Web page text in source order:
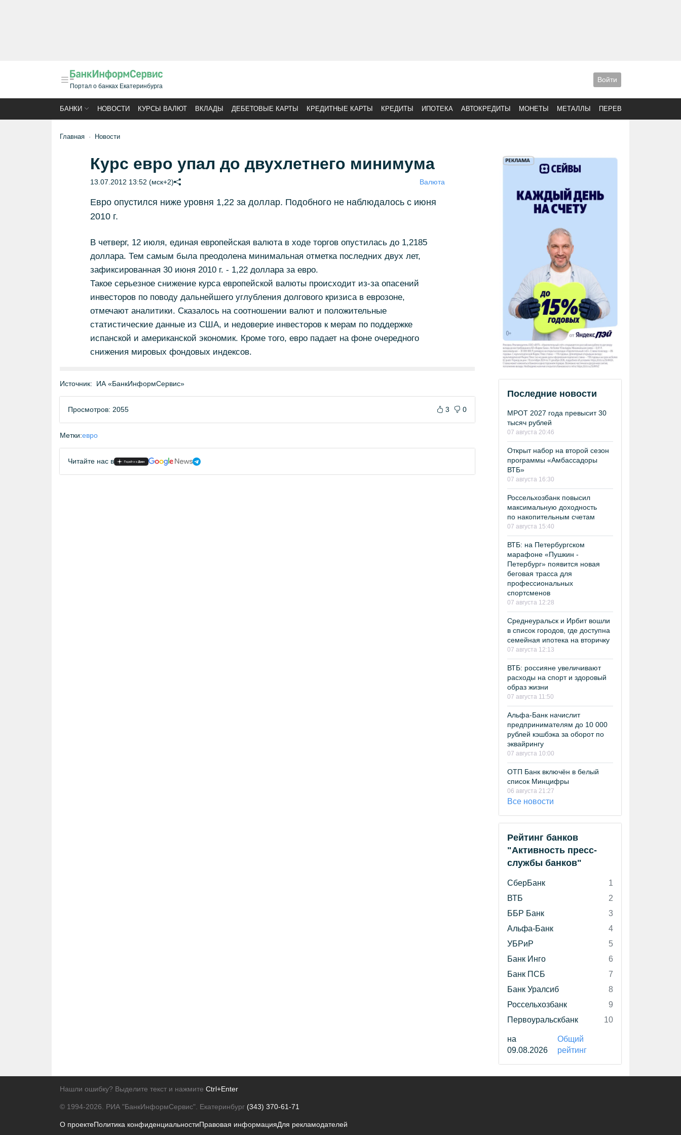
Портал о банках Екатеринбурга
Войти
БАНКИ НОВОСТИ КУРСЫ ВАЛЮТ ВКЛАДЫ ДЕБЕТОВЫЕ КАРТЫ КРЕДИТНЫЕ КАРТЫ КРЕДИТЫ ИПОТЕКА АВТОКРЕДИТЫ МОНЕТЫ МЕТАЛЛЫ ПЕРЕВОДЫ
Главная Новости
Курс евро упал до двухлетнего минимума
13.07.2012 13:52 (мск+2) Валюта
Евро опустился ниже уровня 1,22 за доллар. Подобного не наблюдалось с июня
2010 г.
В четверг, 12 июля, единая европейская валюта в ходе торгов опустилась до 1,2185
доллара. Тем самым была преодолена минимальная отметка последних двух лет,
зафиксированная 30 июня 2010 г. - 1,22 доллара за евро.
Такое серьезное снижение курса европейской валюты происходит из-за опасений
инвесторов по поводу дальнейшего углубления долгового кризиса в еврозоне,
отмечают аналитики. Сказалось на соотношении валют и положительные
статистические данные из США, и недоверие инвесторов к мерам по поддержке
испанской и американской экономик. Кроме того, евро падает на фоне очередного
снижения мировых фондовых индексов.
Источник: ИА «БанкИнформСервис»
Просмотров: 2055 3 0
Метки:евро
Читайте нас в
Последние новости
МРОТ 2027 года превысит 30
тысяч рублей
07 августа 20:46
Открыт набор на второй сезон
программы «Амбассадоры
ВТБ»
07 августа 16:30
Россельхозбанк повысил
максимальную доходность
по накопительным счетам
07 августа 15:40
ВТБ: на Петербургском
марафоне «Пушкин -
Петербург» появится новая
беговая трасса для
профессиональных
спортсменов
07 августа 12:28
Среднеуральск и Ирбит вошли
в список городов, где доступна
семейная ипотека на вторичку
07 августа 12:13
ВТБ: россияне увеличивают
расходы на спорт и здоровый
образ жизни
07 августа 11:50
Альфа-Банк начислит
предпринимателям до 10 000
рублей кэшбэка за оборот по
эквайрингу
07 августа 10:00
ОТП Банк включён в белый
список Минцифры
06 августа 21:27
Все новости
Рейтинг банков
"Активность пресс-
службы банков"
СберБанк
1
ВТБ
2
ББР Банк
3
Альфа-Банк
4
УБРиР
5
Банк Инго
6
Банк ПСБ
7
Банк Уралсиб
8
Россельхозбанк
9
Первоуральскбанк
10
на
09.08.2026
Общий
рейтинг
Нашли ошибку? Выделите текст и нажмите Ctrl+Enter
© 1994-2026. РИА "БанкИнформСервис". Екатеринбург (343) 370-61-71
О проектеПолитика конфиденциальностиПравовая информацияДля рекламодателей